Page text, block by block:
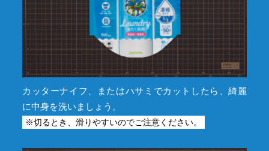
カッターナイフ、またはハサミでカットしたら、綺麗
に中身を洗いましょう。
※切るとき、滑りやすいのでご注意ください。